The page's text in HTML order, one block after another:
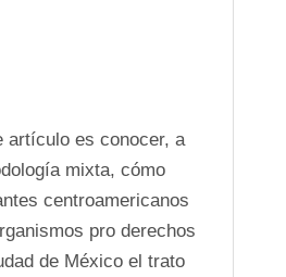
artículo es conocer, a
mixta, cómo
centroamericanos
pro derechos
de México el trato